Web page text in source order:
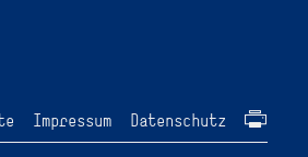
Impressum Datenschutz